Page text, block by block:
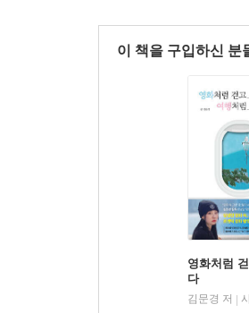
이 책을 구입하신 분
영화처럼
다
김문경 저